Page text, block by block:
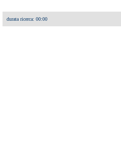
durata ricerca: 00:00